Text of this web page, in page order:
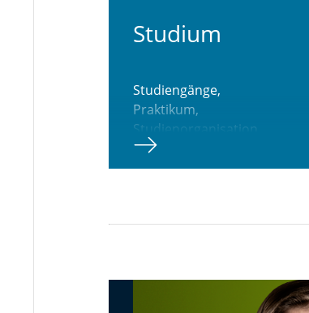
Studium
Studiengänge,
Praktikum,
Studienorganisation
oder Auslandsaufenthalt.